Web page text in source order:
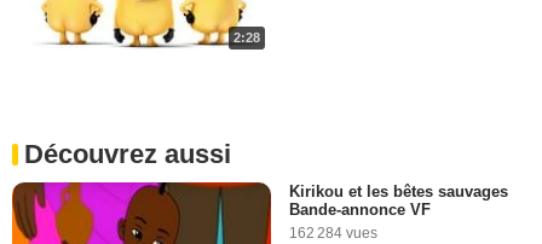
2:28
Découvrez aussi
Kirikou et les bêtes sauvages
Bande-annonce VF
162 284 vues